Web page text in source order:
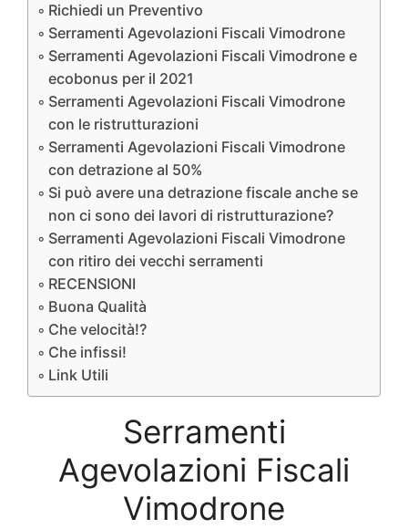
Richiedi un Preventivo
Serramenti Agevolazioni Fiscali Vimodrone
Serramenti Agevolazioni Fiscali Vimodrone e
ecobonus per il 2021
Serramenti Agevolazioni Fiscali Vimodrone
con le ristrutturazioni
Serramenti Agevolazioni Fiscali Vimodrone
con detrazione al 50%
Si può avere una detrazione fiscale anche se
non ci sono dei lavori di ristrutturazione?
Serramenti Agevolazioni Fiscali Vimodrone
con ritiro dei vecchi serramenti
RECENSIONI
Buona Qualità
Che velocità!?
Che infissi!
Link Utili
Serramenti
Agevolazioni Fiscali
Vimodrone